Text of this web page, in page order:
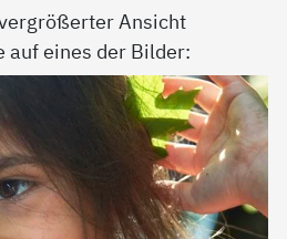
Ansicht
auf eines der Bilder: